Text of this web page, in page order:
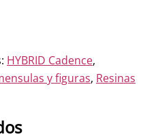
HYBRID Cadence,
y figuras, Resinas